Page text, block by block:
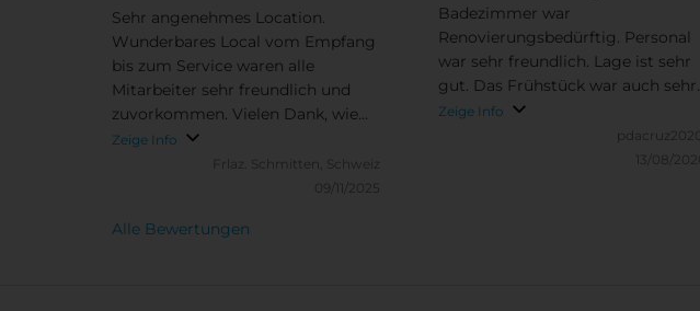
Sehr angenehmes Location.
Wunderbares Local vom Empfang
bis zum Service waren alle
Mitarbeiter sehr freundlich und
zuvorkommen. Vielen Dank, wie
haben den Aufenthalt bei Ihnen
Zeige Info
Frlaz.
Schmitten, Schweiz
09/11/2025
Badezimmer war
Renovierungsbedürftig. Personal
war sehr freundlich. Lage ist sehr
gut. Das Frühstück war auch sehr
fein. Sauberkeit war auch gut.
Kann es nur weiterempfehlen.
Zeige Info
pdacruz2020.
13/08/2020
Alle Bewertungen